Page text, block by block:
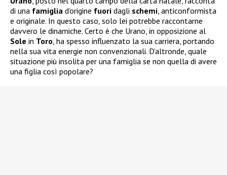
di una famiglia d’origine fuori dagli schemi , anticonformista
e originale. In questo caso, solo lei potrebbe raccontarne
davvero le dinamiche. Certo è che Urano, in opposizione al
Sole in Toro , ha spesso influenzato la sua carriera, portando
nella sua vita energie non convenzionali. D’altronde, quale
situazione più insolita per una famiglia se non quella di avere
una figlia così popolare?